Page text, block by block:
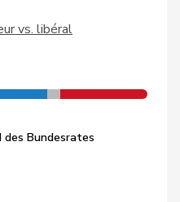
vs. libéral
Bundesrates